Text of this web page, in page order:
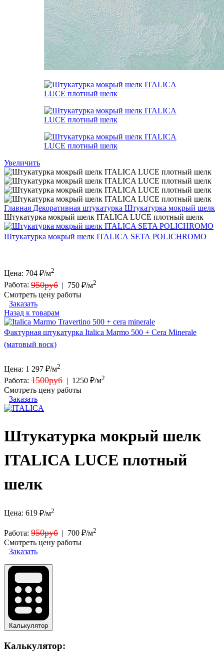
Увеличить
Главная Декоративная штукатурка Штукатурка мокрый шелк
Штукатурка мокрый шелк ITALICA LUCE плотный шелк
Штукатурка мокрый шелк ITALICA SETA POLICHROMO
Цена: 704 ₽/м2
Работа: 950руб | 750 ₽/м2
Смотреть цену работы
Заказать
Назад к товарам
Фактурная штукатурка Italica Marmo 500 + Cera Minerale
(матовый воск)
Цена: 1 297 ₽/м2
Работа: 1500руб | 1250 ₽/м2
Смотреть цену работы
Заказать
Штукатурка мокрый шелк
ITALICA LUCE плотный
шелк
Цена: 619 ₽/м2
Работа: 950руб | 700 ₽/м2
Смотреть цену работы
Заказать
Калькулятор
Калькулятор: